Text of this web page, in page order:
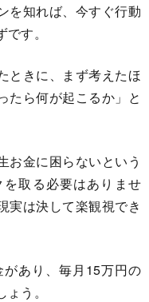
を知れば、今すぐ行動
す。
ときに、まず考えたほ
たら何が起こるか」と
お金に困らないという
取る必要はありませ
実は決して楽観視でき
あり、毎月15万円の
う。